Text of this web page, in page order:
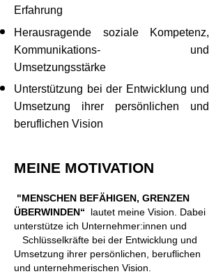
Erfahrung
Herausragende soziale Kompetenz,
Kommunikations- und
Umsetzungsstärke
Unterstützung bei der Entwicklung und
Umsetzung ihrer persönlichen und
beruflichen Vision
MEINE MOTIVATION
"MENSCHEN BEFÄHIGEN, GRENZEN
ÜBERWINDEN“ lautet meine Vision. Dabei
unterstütze ich Unternehmer:innen und
Schlüsselkräfte bei der Entwicklung und
Umsetzung ihrer persönlichen, beruflichen
und unternehmerischen Vision.